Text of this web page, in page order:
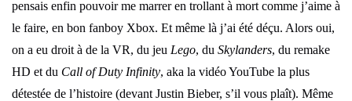
pensais enfin pouvoir me marrer en trollant à mort comme j’aime à
le faire, en bon fanboy Xbox. Et même là j’ai été déçu. Alors oui,
on a eu droit à de la VR, du jeu Lego, du Skylanders, du remake
HD et du Call of Duty Infinity, aka la vidéo YouTube la plus
détestée de l’histoire (devant Justin Bieber, s’il vous plaît). Même